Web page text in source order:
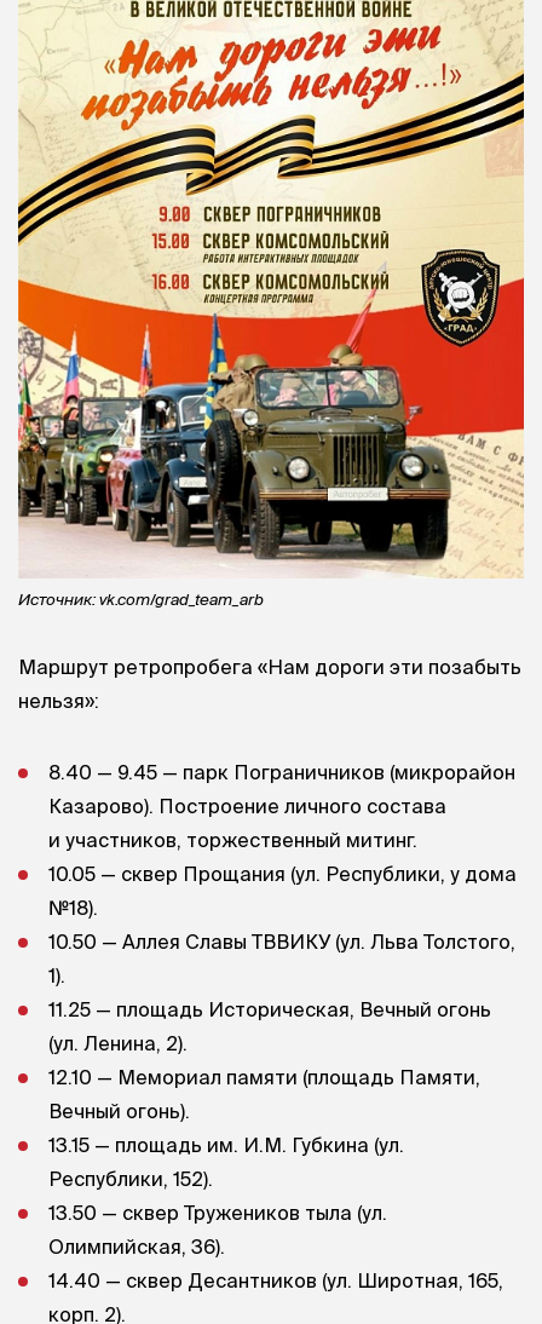
Источник: vk.com/grad_team_arb
Маршрут ретропробега «Нам дороги эти позабыть
нельзя»:
8.40 — 9.45 — парк Пограничников (микрорайон
Казарово). Построение личного состава
и участников, торжественный митинг.
10.05 — сквер Прощания (ул. Республики, у дома
№18).
10.50 — Аллея Славы ТВВИКУ (ул. Льва Толстого,
1).
11.25 — площадь Историческая, Вечный огонь
(ул. Ленина, 2).
12.10 — Мемориал памяти (площадь Памяти,
Вечный огонь).
13.15 — площадь им. И.М. Губкина (ул.
Республики, 152).
13.50 — сквер Тружеников тыла (ул.
Олимпийская, 36).
14.40 — сквер Десантников (ул. Широтная, 165,
корп. 2).